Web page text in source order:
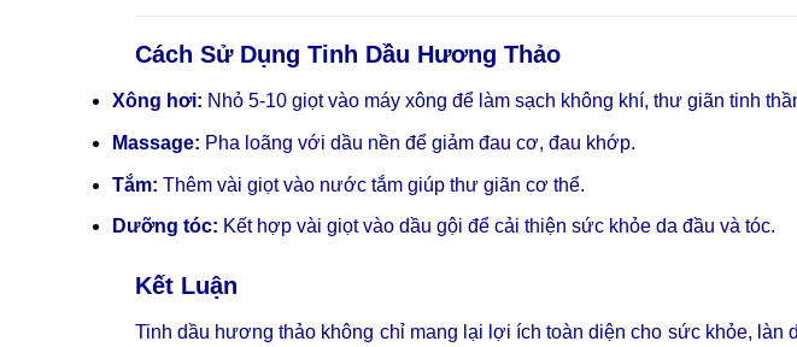
Cách Sử Dụng Tinh Dầu Hương Thảo
Xông hơi: Nhỏ 5-10 giọt vào máy xông để làm sạch không khí, thư giãn tinh
Massage: Pha loãng với dầu nền để giảm đau cơ, đau khớp.
Tắm: Thêm vài giọt vào nước tắm giúp thư giãn cơ thể.
Dưỡng tóc: Kết hợp vài giọt vào dầu gội để cải thiện sức khỏe da đầu và tóc.
Kết Luận
Tinh dầu hương thảo không chỉ mang lại lợi ích toàn diện cho sức khỏe, làn